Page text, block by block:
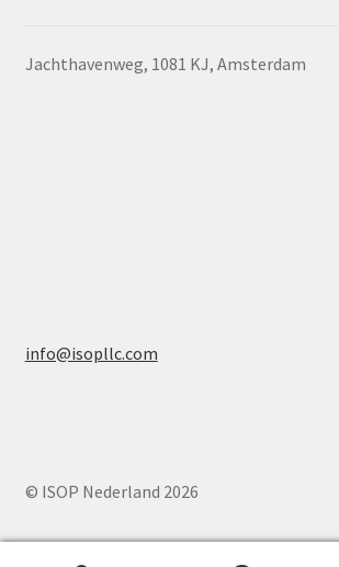
Jachthavenweg, 1081 KJ, Amsterdam
info@isopllc.com
© ISOP Nederland 2026